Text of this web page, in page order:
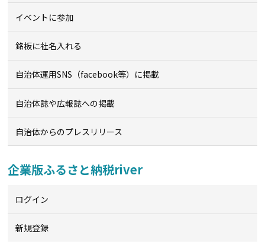
イベントに参加
銘板に社名入れる
自治体運用SNS（facebook等）に掲載
自治体誌や広報誌への掲載
自治体からのプレスリリース
企業版ふるさと納税river
ログイン
新規登録